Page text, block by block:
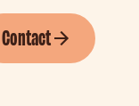
Contact